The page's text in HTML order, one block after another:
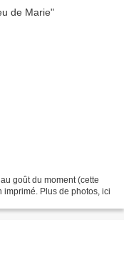
goût du moment (cette
Plus de photos, ici